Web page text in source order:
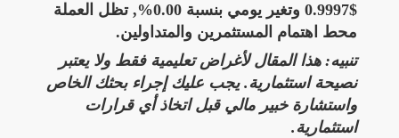
$0.9997 وتغير يومي بنسبة 0.00%, تظل العملة
محط اهتمام المستثمرين والمتداولين.
تنبيه: هذا المقال لأغراض تعليمية فقط ولا يعتبر
نصيحة استثمارية. يجب عليك إجراء بحثك الخاص
واستشارة خبير مالي قبل اتخاذ أي قرارات
استثمارية.